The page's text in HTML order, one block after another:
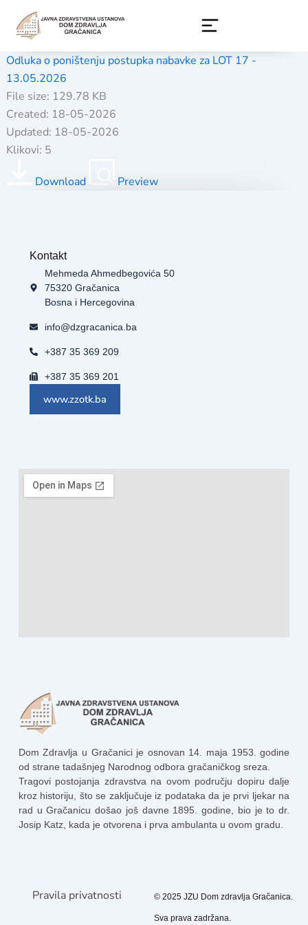
content
Odluka o poništenju postupka nabavke za LOT 17 -
13.05.2026
File size: 129.78 KB
Created: 18-05-2026
Updated: 18-05-2026
Klikovi: 5
Download Preview
Dom Zdravlja u Gračanici je osnovan 14. maja 1953. godine
od strane tadašnjeg Narodnog odbora gračaničkog sreza.
Tragovi postojanja zdravstva na ovom području dopiru dalje
kroz historiju, što se zaključuje iz podataka da je prvi ljekar na
rad u Gračanicu došao još davne 1895. godine, bio je to dr.
Josip Katz, kada je otvorena i prva ambulanta u ovom gradu.
Kontakt
Mehmeda Ahmedbegovića 50
75320 Gračanica
Bosna i Hercegovina
info@dzgracanica.ba
+387 35 369 209
+387 35 369 201
www.zzotk.ba
Pravila privatnosti © 2025 JZU Dom zdravlja Gračanica.
Sva prava zadržana.